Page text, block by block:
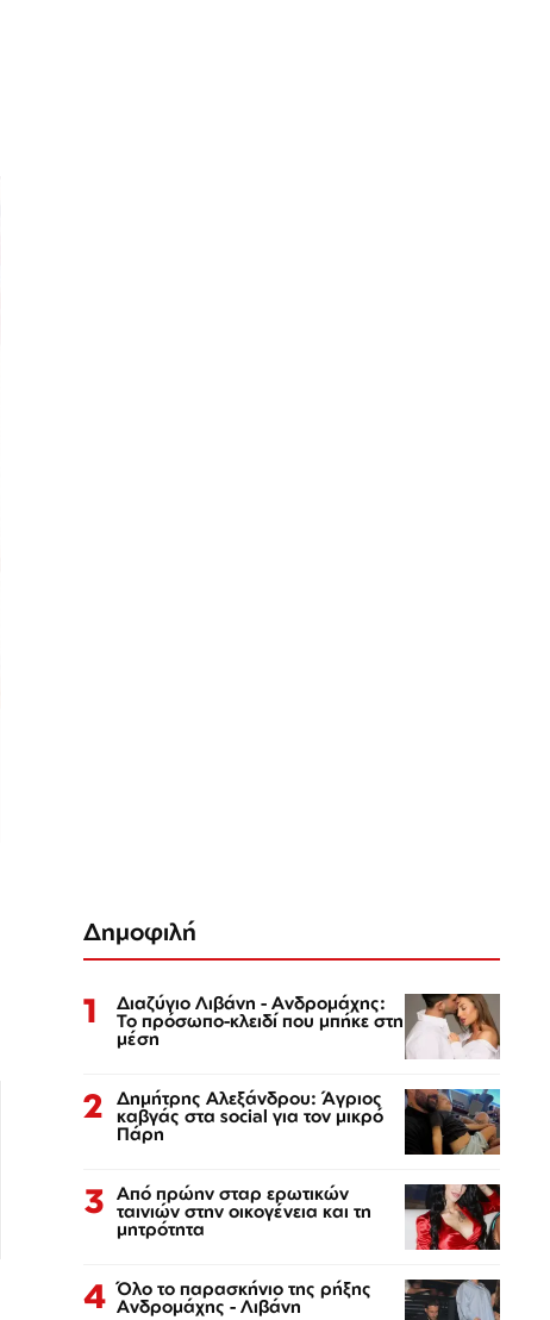
Δημοφιλή
1 Διαζύγιο Λιβάνη - Ανδρομάχης:
Το πρόσωπο-κλειδί που μπήκε στη
μέση
2 Δημήτρης Αλεξάνδρου: Άγριος
καβγάς στα social για τον μικρό
Πάρη
3 Από πρώην σταρ ερωτικών
ταινιών στην οικογένεια και τη
μητρότητα
4 Όλο το παρασκήνιο της ρήξης
Ανδρομάχης - Λιβάνη